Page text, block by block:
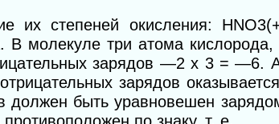
их степеней окисления:
В молекуле три атома
зарядов —2 х 3 = —6.
зарядов
должен быть уравновешен